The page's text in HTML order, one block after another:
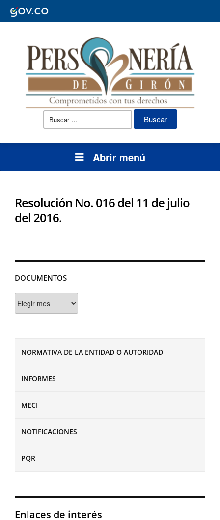
Buscar:
Abrir menú
DOCUMENTOS
NORMATIVA DE LA ENTIDAD O AUTORIDAD
INFORMES
MECI
NOTIFICACIONES
PQR
Enlaces de interés
Resolución No. 016 del 11 de julio
del 2016.